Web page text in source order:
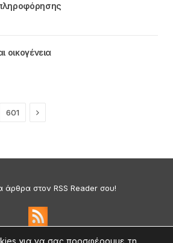
οικογένεια
601 Next
άρθρα στον RSS Reader σου!
για να σας προσφέρουμε τη